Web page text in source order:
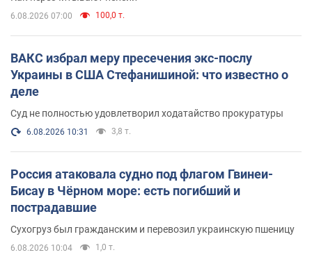
6.08.2026 07:00 100,0 т.
ВАКС избрал меру пресечения экс-послу
Украины в США Стефанишиной: что известно о
деле
Суд не полностью удовлетворил ходатайство прокуратуры
6.08.2026 10:31 3,8 т.
Россия атаковала судно под флагом Гвинеи-
Бисау в Чёрном море: есть погибший и
пострадавшие
Сухогруз был гражданским и перевозил украинскую пшеницу
6.08.2026 10:04 1,0 т.